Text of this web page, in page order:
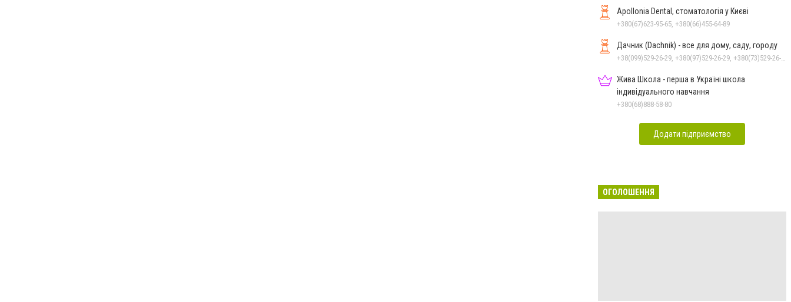
Apollonia Dental, стоматологія у Києві
+380(67)623-95-65, +380(66)455-64-89
Дачник (Dachnik) - все для дому, саду, городу
Жива Школа - перша в Україні школа
індивідуального навчання
+380(68)888-58-80
Додати підприємство
ОГОЛОШЕННЯ